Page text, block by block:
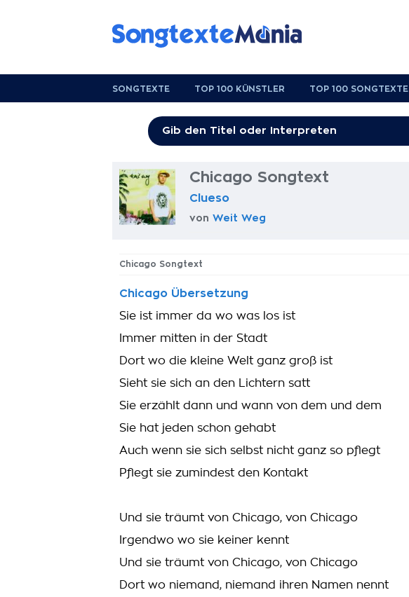
SONGTEXTE TOP 100 KÜNSTLER TOP 100 SONGTEXTE
Chicago Songtext
Clueso
von Weit Weg
Chicago Songtext
Chicago Übersetzung
Sie ist immer da wo was los ist
Immer mitten in der Stadt
Dort wo die kleine Welt ganz groß ist
Sieht sie sich an den Lichtern satt
Sie erzählt dann und wann von dem und dem
Sie hat jeden schon gehabt
Auch wenn sie sich selbst nicht ganz so pflegt
Pflegt sie zumindest den Kontakt
Und sie träumt von Chicago, von Chicago
Irgendwo wo sie keiner kennt
Und sie träumt von Chicago, von Chicago
Dort wo niemand, niemand ihren Namen nennt